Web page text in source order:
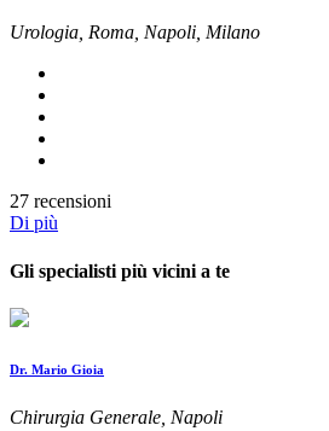
Urologia, Roma, Napoli, Milano
27 recensioni
Di più
Gli specialisti più vicini a te
Dr. Mario Gioia
Chirurgia Generale, Napoli